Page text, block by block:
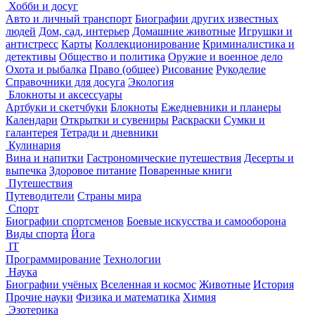
Хобби и досуг
Авто и личный транспорт Биографии других известных
людей Дом, сад, интерьер Домашние животные Игрушки и
антистресс Карты Коллекционирование Криминалистика и
детективы Общество и политика Оружие и военное дело
Охота и рыбалка Право (общее) Рисование Рукоделие
Справочники для досуга Экология
Блокноты и аксессуары
Артбуки и скетчбуки Блокноты Ежедневники и планеры
Календари Открытки и сувениры Раскраски Сумки и
галантерея Тетради и дневники
Кулинария
Вина и напитки Гастрономические путешествия Десерты и
выпечка Здоровое питание Поваренные книги
Путешествия
Путеводители Страны мира
Спорт
Биографии спортсменов Боевые искусства и самооборона
Виды спорта Йога
IT
Программирование Технологии
Наука
Биографии учёных Вселенная и космос Животные История
Прочие науки Физика и математика Химия
Эзотерика